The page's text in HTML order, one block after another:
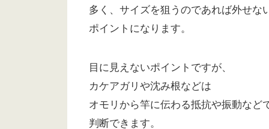
多く、サイズを狙うのであれば外せな
ポイントになります。
目に見えないポイントですが、
カケアガリや沈み根などは
オモリから竿に伝わる抵抗や振動など
判断できます。